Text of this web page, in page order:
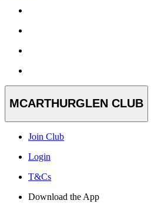
MCARTHURGLEN CLUB
Join Club
Login
T&Cs
Download the App